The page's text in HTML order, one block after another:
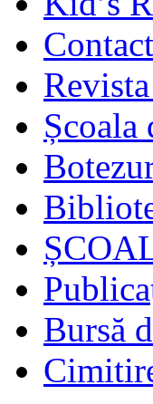
Școala
Bursă